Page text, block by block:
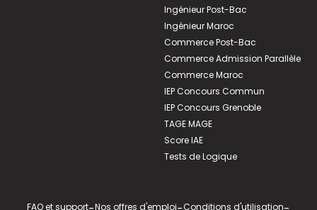
Ingénieur Post-Bac
Ingénieur Maroc
Commerce Post-Bac
Commerce Admission Parallèle
Commerce Maroc
IEP Concours Commun
IEP Concours Grenoble
TAGE MAGE
Score IAE
Tests de Logique
FAQ et support Nos offres d'emploi Conditions d'utilisation